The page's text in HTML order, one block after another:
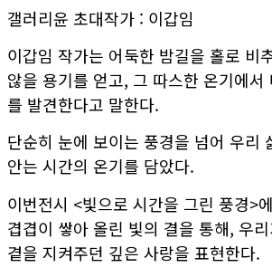
갤러리윤 초대작가 : 이갑임
이갑임 작가는 어둑한 밤길을 홀로 비
않을 용기를 얻고, 그 따스한 온기에서
를 발견한다고 말한다.
단순히 눈에 보이는 풍경을 넘어 우리
안는 시간의 온기를 담았다.
이번전시 <빛으로 시간을 그린 풍경>
겹겹이 쌓아 올린 빛의 결을 통해, 우
곁을 지켜주던 깊은 사랑을 표현한다.